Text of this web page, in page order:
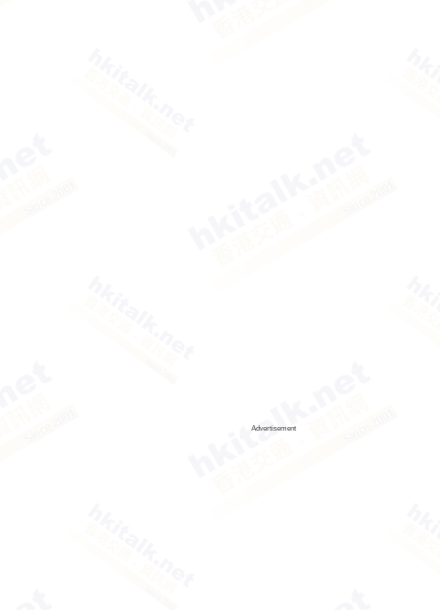
Advertisement